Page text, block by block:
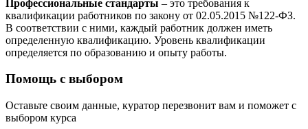
Профессиональные стандарты – это требования к
квалификации работников по закону от 02.05.2015 №122-ФЗ.
В соответствии с ними, каждый работник должен иметь
определенную квалификацию. Уровень квалификации
определяется по образованию и опыту работы.
Помощь с выбором
Оставьте своим данные, куратор перезвонит вам и поможет с
выбором курса